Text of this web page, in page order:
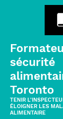
sécurité
Toronto
TENIR
ÉLOIGNER LES
ALIMENTAIRE